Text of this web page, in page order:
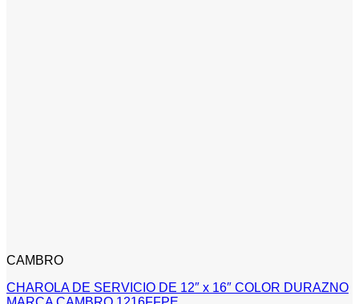
CAMBRO
CHAROLA DE SERVICIO DE 12″ x 16″ COLOR DURAZNO